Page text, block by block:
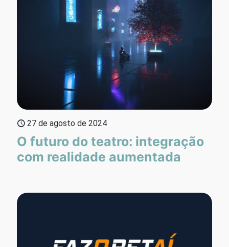
27 de agosto de 2024
O futuro do teatro: integração
com realidade aumentada